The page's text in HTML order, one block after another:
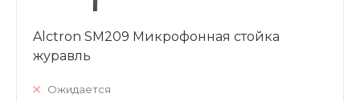
Alctron SM209 Микрофонная стойка
журавль
Ожидается